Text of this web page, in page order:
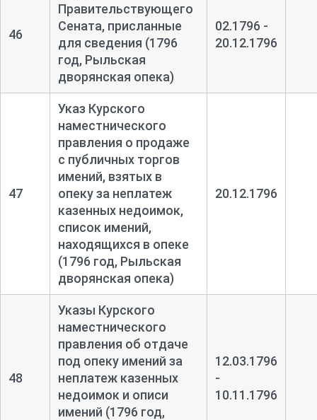
46
Правительствующего
Сената, присланные
для сведения (1796
год, Рыльская
дворянская опека)
02.1796 -
20.12.1796
47
Указ Курского
наместнического
правления о продаже
с публичных торгов
имений, взятых в
опеку за неплатеж
казенных недоимок,
список имений,
находящихся в опеке
(1796 год, Рыльская
дворянская опека)
20.12.1796
48
Указы Курского
наместнического
правления об отдаче
под опеку имений за
неплатеж казенных
недоимок и описи
имений (1796 год,
12.03.1796
-
10.11.1796